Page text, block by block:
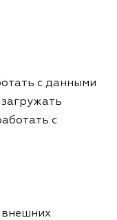
с данными
с
внешних